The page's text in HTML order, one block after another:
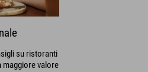
su ristoranti
maggiore valore